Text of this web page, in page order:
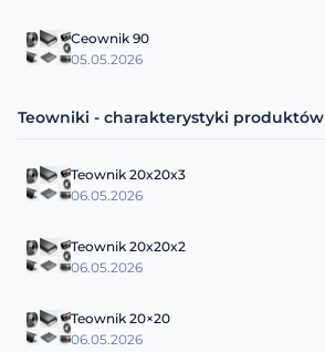
Ceownik 90
05.05.2026
Teowniki - charakterystyki produktów
Teownik 20x20x3
06.05.2026
Teownik 20x20x2
06.05.2026
Teownik 20×20
06.05.2026